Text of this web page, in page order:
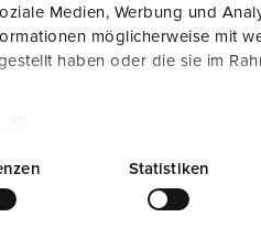
Medien, Werbung und
möglicherweise mit
haben oder die sie im
Statistiken
tipo A 920003